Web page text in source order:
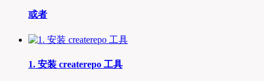
或者
1. 安装 createrepo 工具